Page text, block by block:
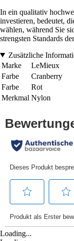
In ein qualitativ
investieren, bedeutet,
wählen, während Sie
strengsten Standards
Zusätzliche
Marke
LeMieux
Farbe
Cranberry
Farbe
Rot
Merkmal Nylon
Loading...